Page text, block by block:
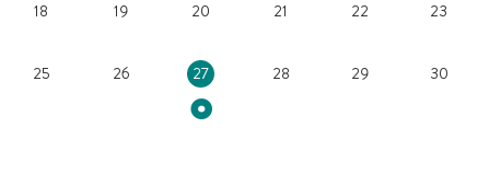
18 19 20 21 22 23
25 26 27 28 29 30